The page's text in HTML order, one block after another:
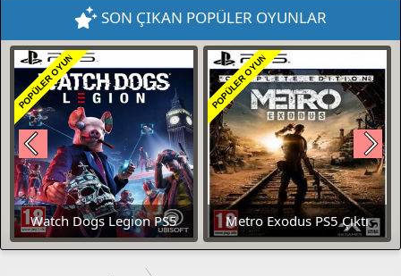
SON ÇIKAN POPÜLER OYUNLAR
POPÜLER OYUN
Watch Dogs Legion PS5
ÇIKTI
POPÜLER OYUN
Metro Exodus PS5 Çıktı